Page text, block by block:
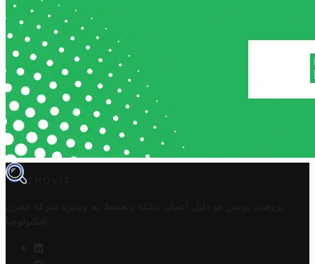
TROVIT
تروفيت تونس هو دليل أعمال تملكه وتحتفظ به وتديره
شركة مخزن
التكنولوجيا